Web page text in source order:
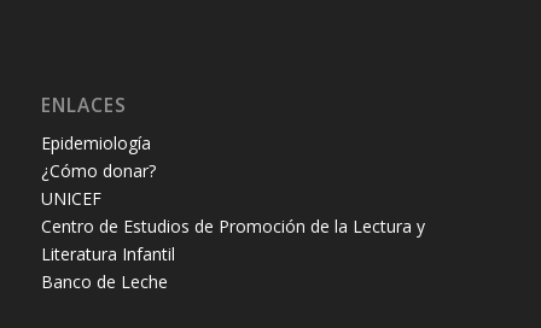
ENLACES
Epidemiología
¿Cómo donar?
UNICEF
Centro de Estudios de Promoción de la Lectura y
Literatura Infantil
Banco de Leche